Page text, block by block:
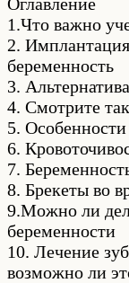
1.Что важно
2.
беременность
3.
4. Смотрите
5.
6.
7.
8. Брекеты во
9.Можно ли
беременности
10. Лечение
возможно ли